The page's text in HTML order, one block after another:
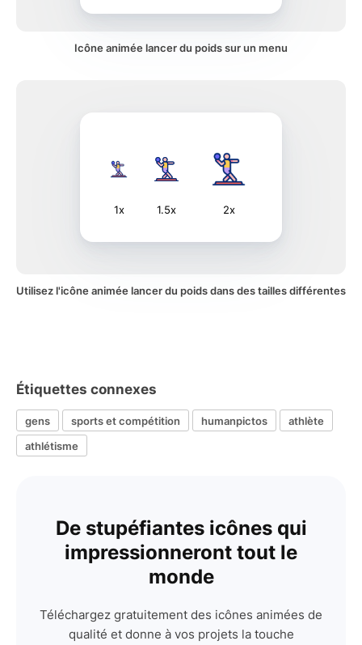
Icône animée lancer du poids sur un menu
1x 1.5x 2x
Utilisez l'icône animée lancer du poids dans des tailles différentes
Étiquettes connexes
gens sports et compétition humanpictos
athlète
athlétisme
De stupéfiantes icônes qui
impressionneront tout le
monde
Téléchargez gratuitement des icônes animées de
qualité et donne à vos projets la touche